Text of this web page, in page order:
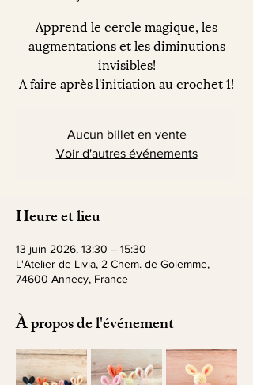
Apprend le cercle magique, les
augmentations et les diminutions
invisibles!
A faire après l'initiation au crochet 1!
Aucun billet en vente
Voir d'autres événements
Heure et lieu
13 juin 2026, 13:30 – 15:30
L'Atelier de Livia, 2 Chem. de Golemme,
74600 Annecy, France
À propos de l'événement